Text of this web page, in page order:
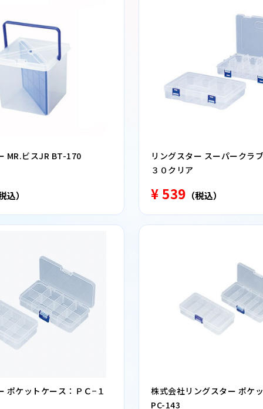
MR.ビスJR BT-170
込）
リングスター スーパークラ
３０クリア
¥ 539 （税込）
ポケットケース：ＰＣ−１
株式会社リングスター ポケ
PC-143